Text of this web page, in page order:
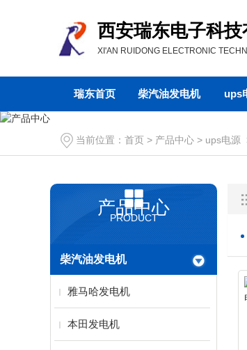
西安瑞东电子科技
XI'AN RUIDONG ELECTRONIC
瑞东首页 柴汽油发电机 ups
当前位置： 首页 > 产品中心 > ups电源
产品中心
PRODUCT
柴汽油发电机
雅马哈发电机
本田发电机